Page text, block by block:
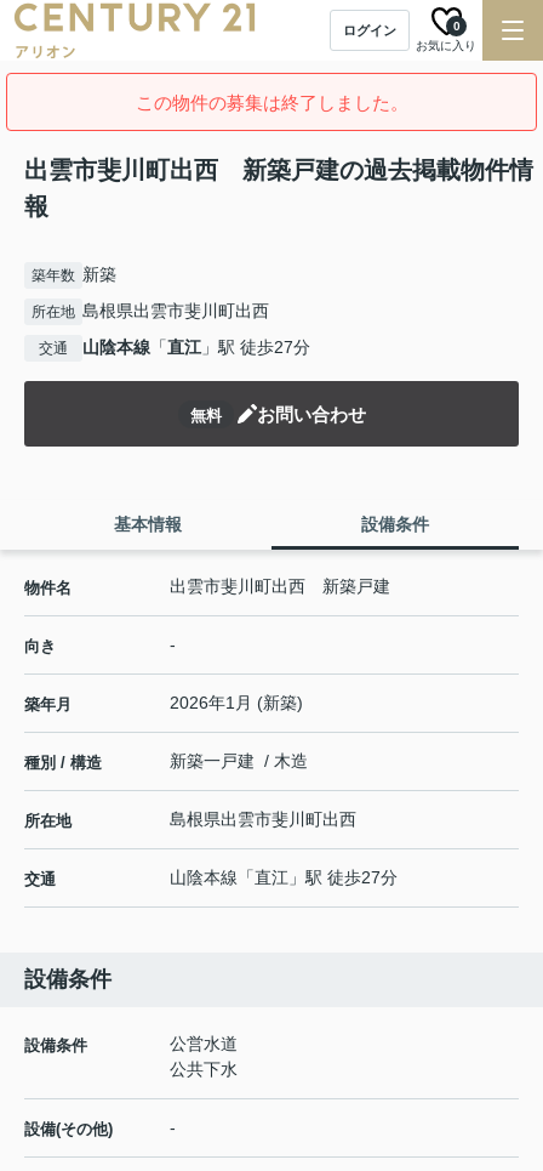
ログイン
お気に入り
0
この物件の募集は終了しました。
出雲市斐川町出西 新築戸建の過去掲載物件情
報
築年数 新築
所在地 島根県出雲市斐川町出西
交通 山陰本線 「直江 」駅 徒歩27分
無料 お問い合わせ
基本情報 設備条件
物件名 出雲市斐川町出西 新築戸建
向き -
築年月 2026年1月 (新築)
種別 / 構造 新築一戸建 / 木造
所在地 島根県出雲市斐川町出西
交通 山陰本線 「直江 」駅 徒歩27分
設備条件
設備条件
公営水道
公共下水
設備(その他) -